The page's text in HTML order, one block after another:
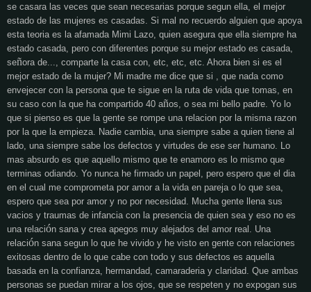
se casara las veces que sean necesarias porque segun ella, el mejor
estado de las mujeres es casadas. Si mal no recuerdo alguien que apoya
esta teoria es la afamada Mimi Lazo, quien asegura que ella siempre ha
estado casada, pero con diferentes porque su mejor estado es casada,
señora de..., comparte la casa con, etc, etc, etc. Ahora bien si es el
mejor estado de la mujer? Mi madre me dice que si , que nada como
envejecer con la persona que te sigue en la ruta de vida que tomas, en
su caso con la que ha compartido 40 años, o sea mi bello padre. Yo lo
que si pienso es que la gente se rompe una relacion por la misma razon
por la que la empieza. Nadie cambia, una siempre sabe a quien tiene al
lado, una siempre sabe los defectos y virtudes de ese ser humano. Lo
mas absurdo es que aquello mismo que te enamoro es lo mismo que
terminas odiando. Yo nunca he firmado un papel, pero espero que el dia
en el cual me comprometa por amor a la vida en pareja o lo que sea,
espero que sea por amor y no por necesidad. Mucha gente llena sus
vacios y traumas de infancia con la presencia de quien sea y eso no es
una relación sana y crea apegos muy alejados del amor real. Una
relación sana segun lo que he vivido y he visto en gente con relaciones
exitosas dentro de lo que cabe con todo y sus defectos es aquella
basada en la confianza, hermandad, camaraderia y claridad. Que ambas
personas se puedan mirar a los ojos, que se respeten y no expogan sus